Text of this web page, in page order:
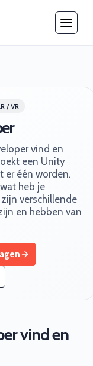
/ VR
vind en
een Unity
er één worden.
heb je
verschillende
en hebben van
vind en